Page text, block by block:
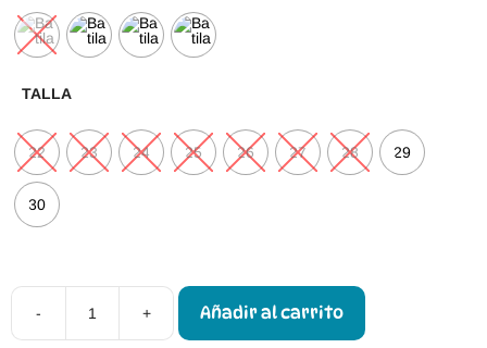
TALLA
22 23 24 25 26 27 28 29
30
-
Sandalias
Barefoot
+ Añadir al carrito